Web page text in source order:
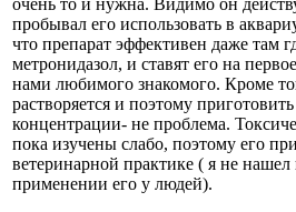
пробывал его использовать в
что препарат эффективен даже там
метронидазол, и ставят его на
нами любимого знакомого. Кроме
растворяется и поэтому
концентрации- не проблема.
пока изучены слабо, поэтому его
ветеринарной практике ( я не
применении его у людей).